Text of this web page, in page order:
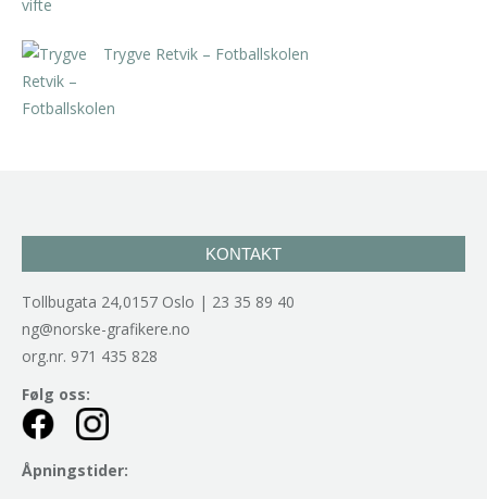
Trygve Retvik – Fotballskolen
KONTAKT
Tollbugata 24,0157 Oslo | 23 35 89 40
ng@norske-grafikere.no
org.nr. 971 435 828
Følg oss:
Åpningstider: